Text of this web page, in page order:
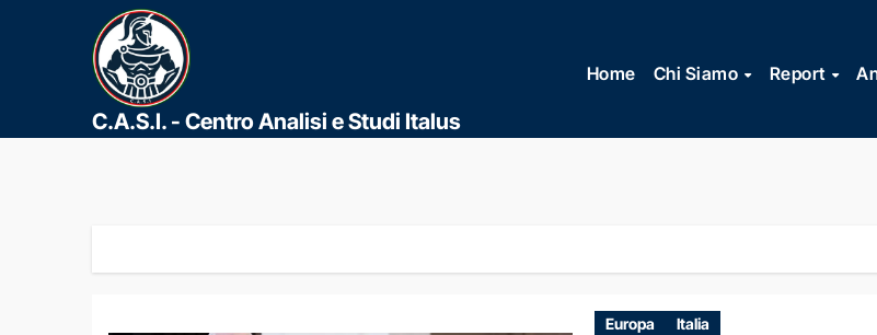
contenuto
C.A.S.I. - Centro Analisi e Studi Italus
Home Chi Siamo Report
Europa Italia